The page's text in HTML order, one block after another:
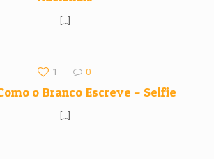
[…]
1 0
o Branco Escreve – Selfie
[…]